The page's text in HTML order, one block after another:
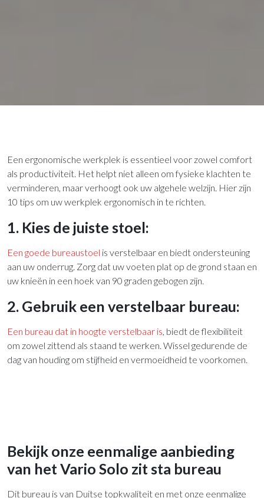
Een ergonomische werkplek is essentieel voor zowel comfort
als productiviteit. Het helpt niet alleen om fysieke klachten te
verminderen, maar verhoogt ook uw algehele welzijn. Hier zijn
10 tips om uw werkplek ergonomisch in te richten.
1. Kies de juiste stoel:
Een goede bureaustoel is verstelbaar en biedt ondersteuning
aan uw onderrug. Zorg dat uw voeten plat op de grond staan en
uw knieën in een hoek van 90 graden gebogen zijn.
2. Gebruik een verstelbaar bureau:
Een bureau dat in hoogte verstelbaar is, biedt de flexibiliteit
om zowel zittend als staand te werken. Wissel gedurende de
dag van houding om stijfheid en vermoeidheid te voorkomen.
Bekijk onze eenmalige aanbieding
van het Vario Solo zit sta bureau
Dit bureau is van Duitse topkwaliteit en met onze eenmalige